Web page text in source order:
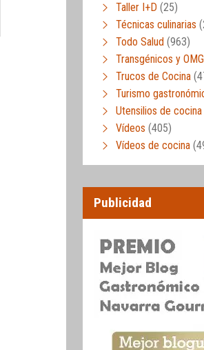
Taller I+D (25)
Técnicas culinarias
Todo Salud (963)
Transgénicos y OMG
Trucos de Cocina
Turismo
Utensilios de cocina
Vídeos (405)
Vídeos de cocina
Publicidad